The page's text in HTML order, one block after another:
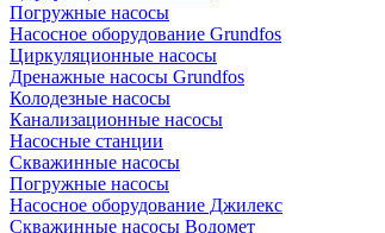
Погружные насосы
Насосное оборудование Grundfos
Циркуляционные насосы
Дренажные насосы Grundfos
Колодезные насосы
Канализационные насосы
Насосные станции
Скважинные насосы
Погружные насосы
Насосное оборудование Джилекс
Скважинные насосы Водомет